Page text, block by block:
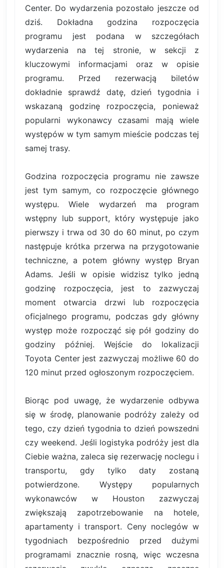
Center. Do wydarzenia pozostało jeszcze od
dziś. Dokładna godzina rozpoczęcia
programu jest podana w szczegółach
wydarzenia na tej stronie, w sekcji z
kluczowymi informacjami oraz w opisie
programu. Przed rezerwacją biletów
dokładnie sprawdź datę, dzień tygodnia i
wskazaną godzinę rozpoczęcia, ponieważ
popularni wykonawcy czasami mają wiele
występów w tym samym mieście podczas tej
samej trasy.
Godzina rozpoczęcia programu nie zawsze
jest tym samym, co rozpoczęcie głównego
występu. Wiele wydarzeń ma program
wstępny lub support, który występuje jako
pierwszy i trwa od 30 do 60 minut, po czym
następuje krótka przerwa na przygotowanie
techniczne, a potem główny występ Bryan
Adams. Jeśli w opisie widzisz tylko jedną
godzinę rozpoczęcia, jest to zazwyczaj
moment otwarcia drzwi lub rozpoczęcia
oficjalnego programu, podczas gdy główny
występ może rozpocząć się pół godziny do
godziny później. Wejście do lokalizacji
Toyota Center jest zazwyczaj możliwe 60 do
120 minut przed ogłoszonym rozpoczęciem.
Biorąc pod uwagę, że wydarzenie odbywa
się w środę, planowanie podróży zależy od
tego, czy dzień tygodnia to dzień powszedni
czy weekend. Jeśli logistyka podróży jest dla
Ciebie ważna, zaleca się rezerwację noclegu i
transportu, gdy tylko daty zostaną
potwierdzone. Występy popularnych
wykonawców w Houston zazwyczaj
zwiększają zapotrzebowanie na hotele,
apartamenty i transport. Ceny noclegów w
tygodniach bezpośrednio przed dużymi
programami znacznie rosną, więc wczesna